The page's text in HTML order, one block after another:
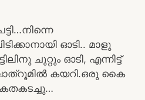
ഓടി.. മാളു
ചുറ്റും ഓടി, എന്നിട്ട്
കയറി.ഒരു കൈ